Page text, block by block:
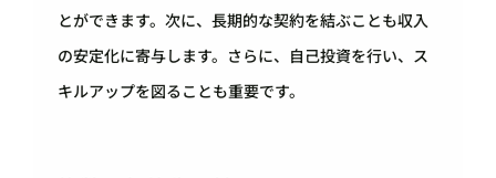
とができます。次に、長期的な契約を結ぶことも収入
の安定化に寄与します。さらに、自己投資を行い、ス
キルアップを図ることも重要です。